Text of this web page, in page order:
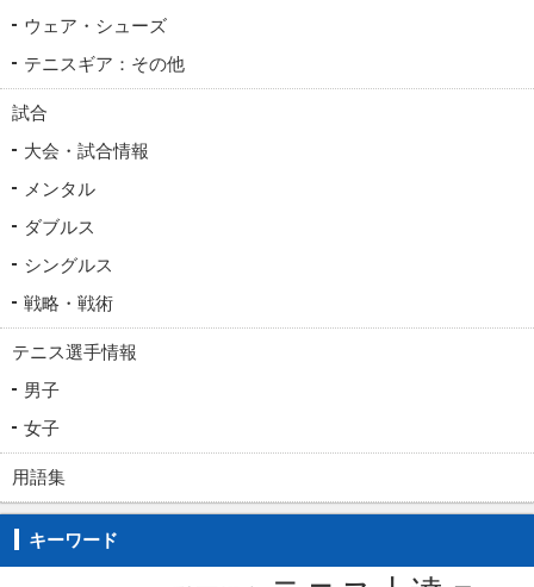
ウェア・シューズ
テニスギア：その他
試合
大会・試合情報
メンタル
ダブルス
シングルス
戦略・戦術
テニス選手情報
男子
女子
用語集
キーワード